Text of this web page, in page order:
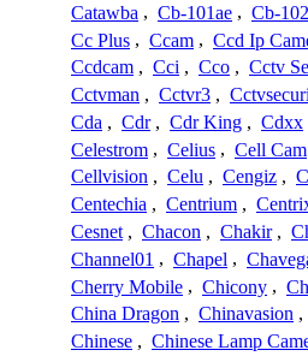
Catawba , Cb-101ae , Cb-
Cc Plus , Ccam , Ccd Ip
Ccdcam , Cci , Cco , Cctv
Cctvman , Cctvr3 ,
Cda , Cdr , Cdr King , Cdxx
Celestrom , Celius , Cell Cam
Cellvision , Celu , Cengiz ,
Centechia , Centrium ,
Cesnet , Chacon , Chakir ,
Channel01 , Chapel ,
Cherry Mobile , Chicony ,
China Dragon , Chinavasion ,
Chinese , Chinese Lamp